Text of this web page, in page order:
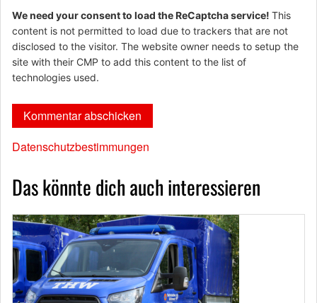
We need your consent to load the ReCaptcha service! This
content is not permitted to load due to trackers that are not
disclosed to the visitor. The website owner needs to setup the
site with their CMP to add this content to the list of
technologies used.
Datenschutzbestimmungen
Das könnte dich auch interessieren